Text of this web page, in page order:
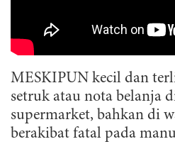
MESKIPUN kecil dan
setruk atau nota belanja
supermarket, bahkan di
berakibat fatal pada